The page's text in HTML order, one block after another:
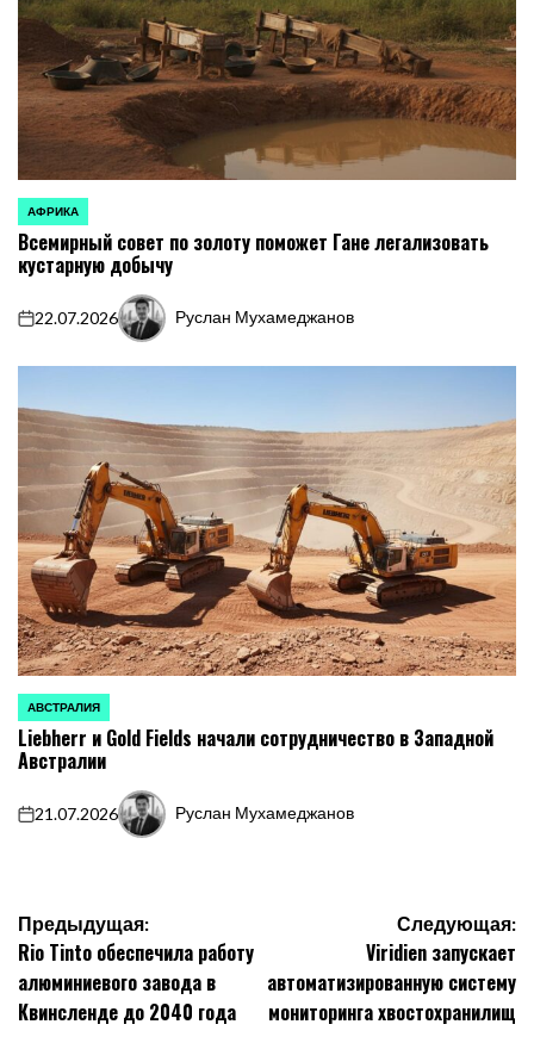
ОПУБЛИКОВАНО
В
АФРИКА
Всемирный совет по золоту поможет Гане легализовать
кустарную добычу
on
22.07.2026
Запись
Руслан Мухамеджанов
ОПУБЛИКОВАНО
В
АВСТРАЛИЯ
Liebherr и Gold Fields начали сотрудничество в Западной
Австралии
on
21.07.2026
Запись
Руслан Мухамеджанов
Навигация
по
записям
Предыдущая:
Rio Tinto обеспечила работу
алюминиевого завода в
Квинсленде до 2040 года
Следующая:
Viridien запускает
автоматизированную систему
мониторинга хвостохранилищ